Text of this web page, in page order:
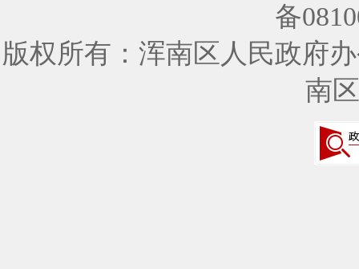
备
版权所有：浑南区人民政府
南